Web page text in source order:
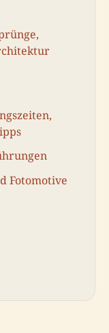
Fotomotive